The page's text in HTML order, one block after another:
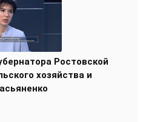
Ростовской
хозяйства и